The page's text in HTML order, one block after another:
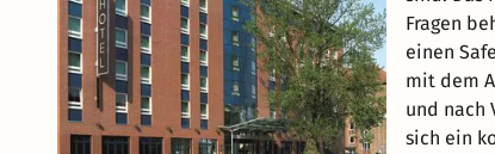
Fragen
einen
mit dem
und nach
sich ein